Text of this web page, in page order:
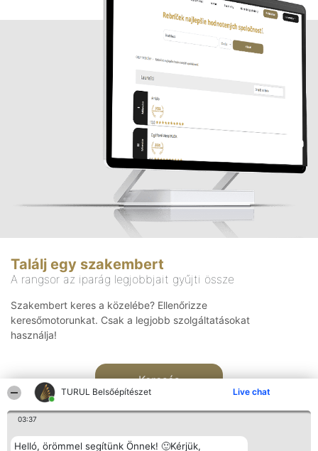
TURUL Belsőépítészet Live chat
03:37
Helló, örömmel segítünk Önnek! 🙂Kérjük,
Találj egy szakembert
A rangsor az iparág legjobbjait gyűjti össze
Szakembert keres a közelébe? Ellenőrizze
keresőmotorunkat. Csak a legjobb szolgáltatásokat
használja!
Keresés